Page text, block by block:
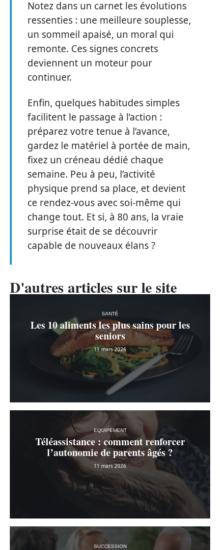
Notez dans un carnet les évolutions
ressenties : une meilleure souplesse,
un sommeil apaisé, un moral qui
remonte. Ces signes concrets
deviennent un moteur pour
continuer.
Enfin, quelques habitudes simples
facilitent le passage à l’action :
préparez votre tenue à l’avance,
gardez le matériel à portée de main,
fixez un créneau dédié chaque
semaine. Peu à peu, l’activité
physique prend sa place, et devient
ce rendez-vous avec soi-même qui
change tout. Et si, à 80 ans, la vraie
surprise était de se découvrir
capable de nouveaux élans ?
D'autres articles sur le site
SANTÉ
Les 10 aliments les plus sains pour les
seniors
11 mars 2026
EQUIPEMENT
Téléassistance : comment renforcer
l’autonomie de parents âgés ?
11 mars 2026
SUCCESSION